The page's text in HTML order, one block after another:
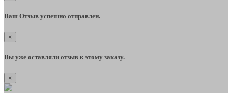
Ваш Отзыв успешно отправлен.
×
Вы уже оставляли отзыв к этому заказу.
×